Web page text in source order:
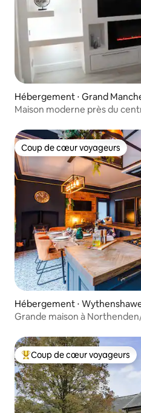
Hébergement ⋅ Grand
Maison moderne près du
Coup de cœur voyageurs
Coup de cœur voyageurs
Hébergement ⋅
Grande maison à
Coups de cœur voyageurs les
Coup de cœur voyageurs